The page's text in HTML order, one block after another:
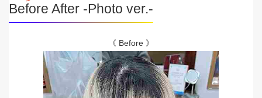
Before After -Photo ver.-
《 Before 》